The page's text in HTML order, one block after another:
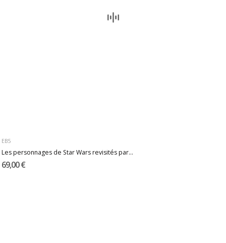
EB5
Les personnages de Star Wars revisités par...
69,00 €